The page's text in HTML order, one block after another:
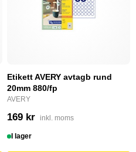
Etikett AVERY avtagb rund
20mm 880/fp
AVERY
169 kr inkl. moms
I lager